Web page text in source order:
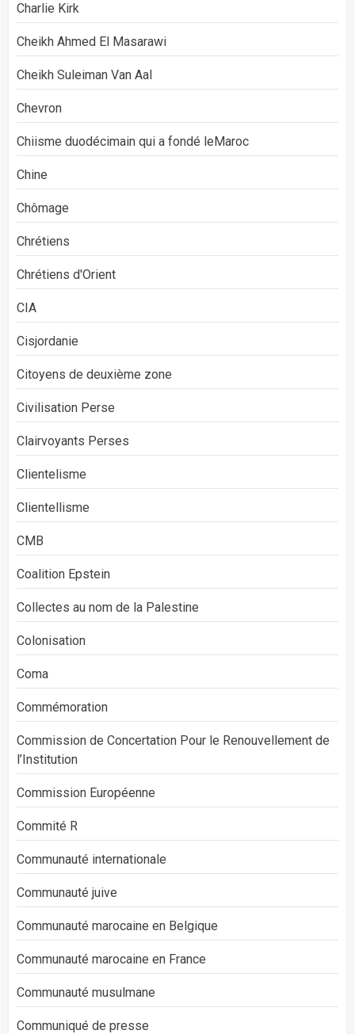
Charlie Kirk
Cheikh Ahmed El Masarawi
Cheikh Suleiman Van Aal
Chevron
Chiisme duodécimain qui a fondé leMaroc
Chine
Chômage
Chrétiens
Chrétiens d'Orient
CIA
Cisjordanie
Citoyens de deuxième zone
Civilisation Perse
Clairvoyants Perses
Clientelisme
Clientellisme
CMB
Coalition Epstein
Collectes au nom de la Palestine
Colonisation
Coma
Commémoration
Commission de Concertation Pour le Renouvellement de
l’Institution
Commission Européenne
Commité R
Communauté internationale
Communauté juive
Communauté marocaine en Belgique
Communauté marocaine en France
Communauté musulmane
Communiqué de presse